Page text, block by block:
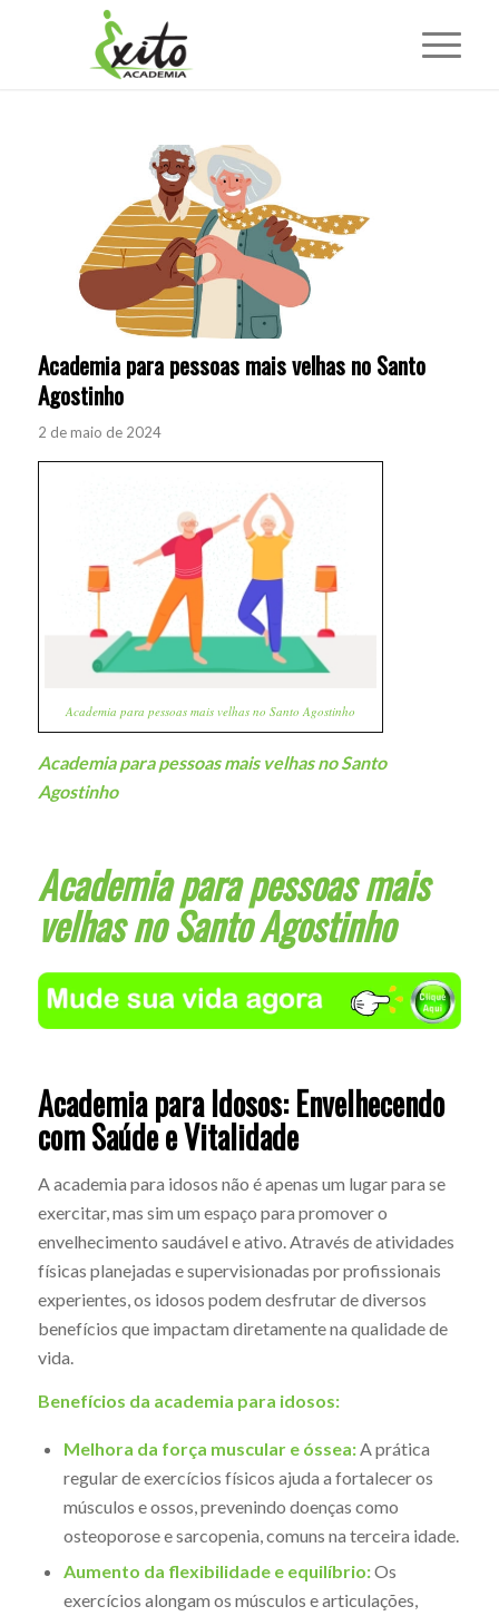
Academia para pessoas mais velhas no Santo
Agostinho
2 de maio de 2024
Academia para pessoas mais velhas no Santo Agostinho
Academia para pessoas mais velhas no Santo
Agostinho
Academia para pessoas mais
velhas no Santo Agostinho
Academia para Idosos: Envelhecendo
com Saúde e Vitalidade
A academia para idosos não é apenas um lugar para se
exercitar, mas sim um espaço para promover o
envelhecimento saudável e ativo. Através de atividades
físicas planejadas e supervisionadas por profissionais
experientes, os idosos podem desfrutar de diversos
benefícios que impactam diretamente na qualidade de
vida.
Benefícios da academia para idosos:
Melhora da força muscular e óssea:A prática
regular de exercícios físicos ajuda a fortalecer os
músculos e ossos, prevenindo doenças como
osteoporose e sarcopenia, comuns na terceira idade.
Aumento da flexibilidade e equilíbrio:Os
exercícios alongam os músculos e articulações,